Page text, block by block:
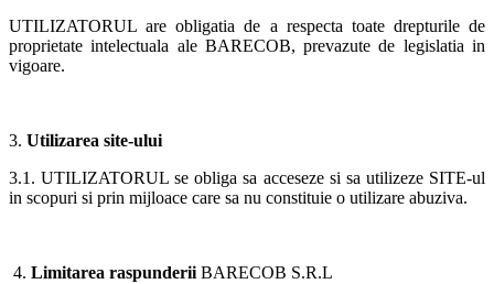
UTILIZATORUL are obligatia de a respecta toate drepturile de
proprietate intelectuala ale BARECOB, prevazute de legislatia in
vigoare.
3. Utilizarea site-ului
3.1. UTILIZATORUL se obliga sa acceseze si sa utilizeze SITE-ul
in scopuri si prin mijloace care sa nu constituie o utilizare abuziva.
4. Limitarea raspunderii BARECOB S.R.L